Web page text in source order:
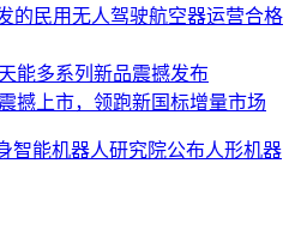
的民用无人驾驶航空器运营合格
能多系列新品震撼发布
撼上市，领跑新国标增量市场
智能机器人研究院公布人形机器